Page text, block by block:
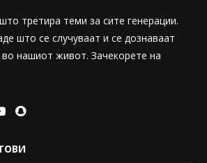
третира теми за сите генерации.
што се случуваат и се дознаваат
нашиот живот. Зачекорете на